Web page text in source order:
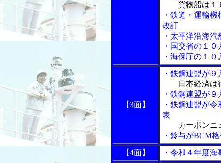
貨物船は１
・鉄道・運輸
改訂
・太平洋沿海
・国交省の１
・海保庁の１
【3面】
・鉄鋼連盟が
日本経済は
・鉄鋼連盟が
・鉄鋼連盟が
表
カーボンニ
・鈴与がBCM
【4面】
・令和４年度